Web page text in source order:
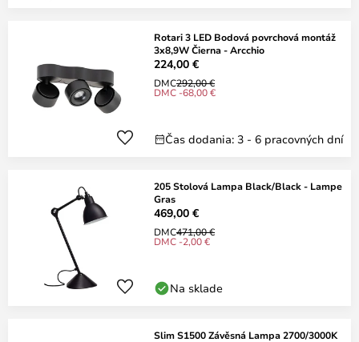
Rotari 3 LED Bodová povrchová montáž
3x8,9W Čierna - Arcchio
224,00 €
DMC292,00 €
DMC -68,00 €
Čas dodania: 3 - 6 pracovných dní
205 Stolová Lampa Black/Black - Lampe
Gras
469,00 €
DMC471,00 €
DMC -2,00 €
Na sklade
Slim S1500 Závěsná Lampa 2700/3000K